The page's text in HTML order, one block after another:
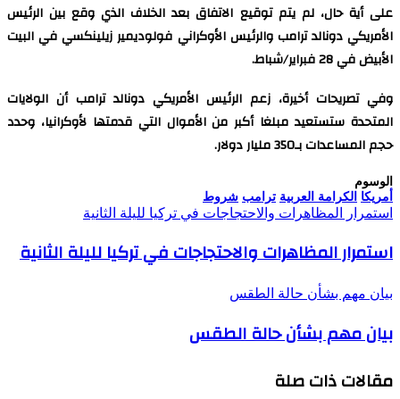
على أية حال، لم يتم توقيع الاتفاق بعد الخلاف الذي وقع بين الرئيس
الأمريكي دونالد ترامب والرئيس الأوكراني فولوديمير زيلينكسي في البيت
الأبيض في 28 فبراير/شباط.
وفي تصريحات أخيرة، زعم الرئيس الأمريكي دونالد ترامب أن الولايات
المتحدة ستستعيد مبلغا أكبر من الأموال التي قدمتها لأوكرانيا، وحدد
حجم المساعدات بـ350 مليار دولار.
الوسوم
أمريكا الكرامة العربية ترامب شروط
استمرار المظاهرات والاحتجاجات في تركيا لليلة الثانية
استمرار المظاهرات والاحتجاجات في تركيا لليلة الثانية
بيان مهم بشأن حالة الطقس
بيان مهم بشأن حالة الطقس
مقالات ذات صلة